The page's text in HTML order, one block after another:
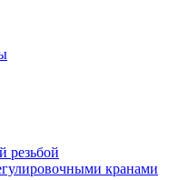
резьбой
кранами